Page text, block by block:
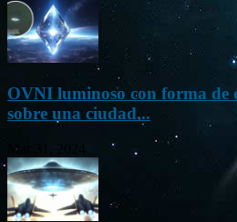
OVNI luminoso con forma de
sobre una ciudad...
Mar 31, 2024